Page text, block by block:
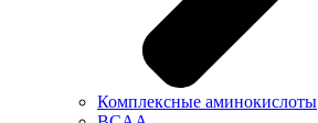
Комплексные аминокислоты